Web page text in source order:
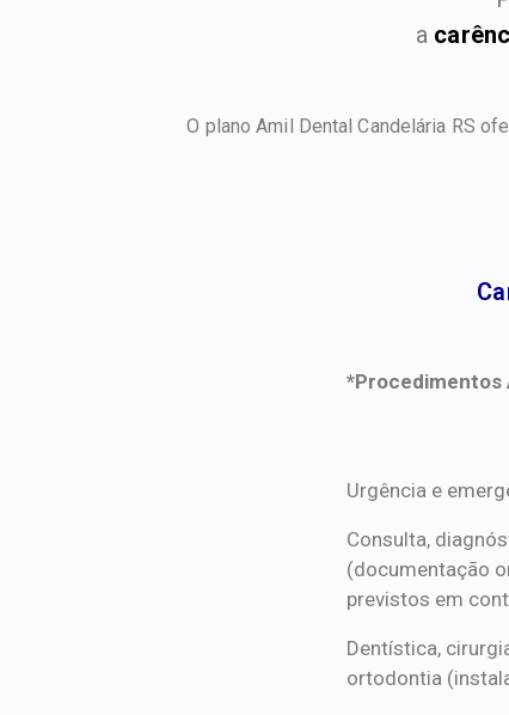
a
O plano Amil Dental Candelária RS
*Procedimentos
*Procedimentos
Urgência e
Consulta,
(documentação
previstos em
Dentística,
ortodontia